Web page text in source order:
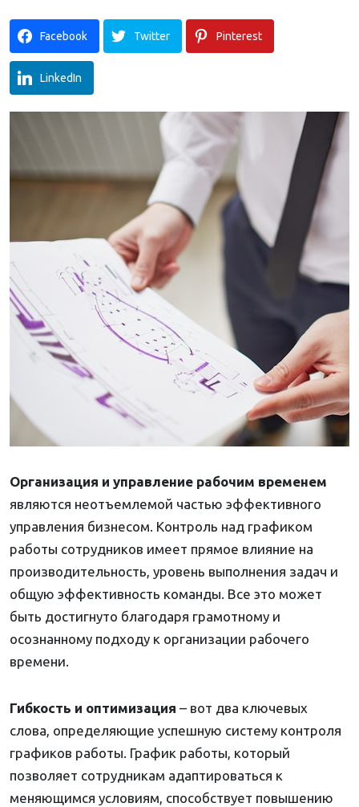
Facebook Twitter Pinterest
LinkedIn
Организация и управление рабочим временем
являются неотъемлемой частью эффективного
управления бизнесом. Контроль над графиком
работы сотрудников имеет прямое влияние на
производительность, уровень выполнения задач и
общую эффективность команды. Все это может
быть достигнуто благодаря грамотному и
осознанному подходу к организации рабочего
времени.
Гибкость и оптимизация – вот два ключевых
слова, определяющие успешную систему контроля
графиков работы. График работы, который
позволяет сотрудникам адаптироваться к
меняющимся условиям, способствует повышению